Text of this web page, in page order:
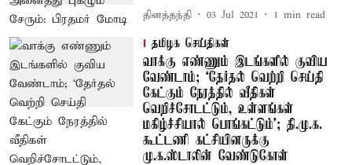
தினத்தந்தி 03 Jul 2021 1 min read
தமிழக செய்திகள்
வாக்கு எண்ணும் இடங்களில் குவிய
வேண்டாம்; ‘தேர்தல் வெற்றி செய்தி
கேட்கும் நேரத்தில் வீதிகள்
வெறிச்சோடட்டும், உள்ளங்கள்
மகிழ்ச்சியால் பொங்கட்டும்’; தி.மு.க.
கூட்டணி கட்சியினருக்கு
மு.க.ஸ்டாலின் வேண்டுகோள்